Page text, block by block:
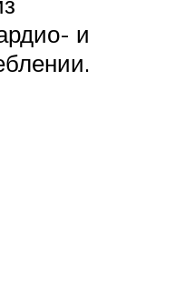
и